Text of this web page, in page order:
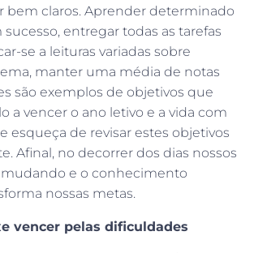
bem claros. Aprender determinado
entregar todas as tarefas
se a leituras variadas sobre
manter uma média de notas
são exemplos de objetivos que
a vencer o ano letivo e a vida com
esqueça de revisar estes objetivos
Afinal, no decorrer dos dias nossos
mudando e o conhecimento
nossas metas.
vencer pelas dificuldades